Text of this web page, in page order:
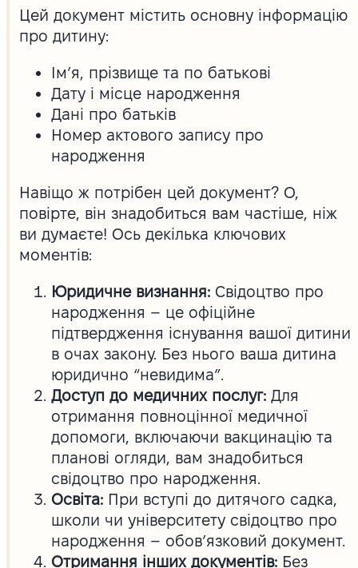
Цей документ містить основну інформацію
про дитину:
Ім’я, прізвище та по батькові
Дату і місце народження
Дані про батьків
Номер актового запису про
народження
Навіщо ж потрібен цей документ? О,
повірте, він знадобиться вам частіше, ніж
ви думаєте! Ось декілька ключових
моментів:
Юридичне визнання:Свідоцтво про
народження – це офіційне
підтвердження існування вашої дитини
в очах закону. Без нього ваша дитина
юридично “невидима”.
Доступ до медичних послуг:Для
отримання повноцінної медичної
допомоги, включаючи вакцинацію та
планові огляди, вам знадобиться
свідоцтво про народження.
Освіта:При вступі до дитячого садка,
школи чи університету свідоцтво про
народження – обов’язковий документ.
Отримання інших документів:Без